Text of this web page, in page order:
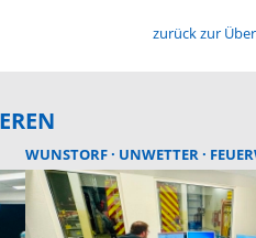
zurück zur
WUNSTORF UNWETTER